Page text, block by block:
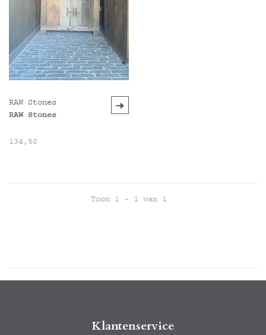
RAW Stones
RAW Stones
134,50
Toon 1 - 1 van 1
Klantenservice